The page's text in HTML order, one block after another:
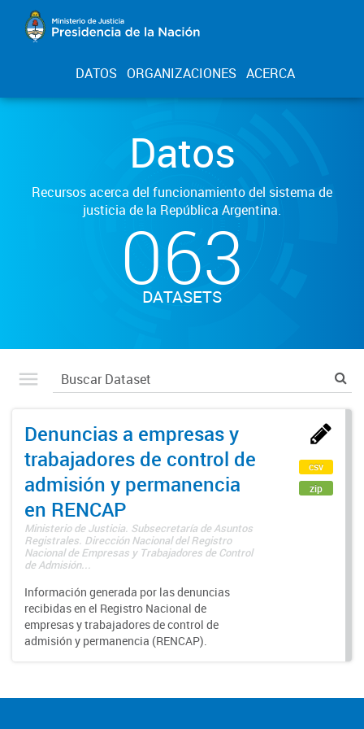
DATOS ORGANIZACIONES ACERCA
Datos
Recursos acerca del funcionamiento del sistema de
justicia de la República Argentina.
063
DATASETS
Denuncias a empresas y
trabajadores de control de
admisión y permanencia
en RENCAP
Ministerio de Justicia. Subsecretaría de Asuntos
Registrales. Dirección Nacional del Registro
Nacional de Empresas y Trabajadores de Control
de Admisión...
Información generada por las denuncias
recibidas en el Registro Nacional de
empresas y trabajadores de control de
admisión y permanencia (RENCAP).
csv
zip